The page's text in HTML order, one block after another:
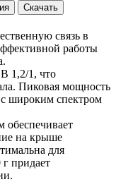
Скачать
связь в
работы
1,2/1, что
Пиковая мощность
с широким спектром
обеспечивает
на крыше
для
придает